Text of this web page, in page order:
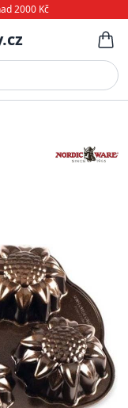
2000 Kč